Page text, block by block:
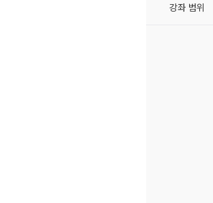
강좌 범위